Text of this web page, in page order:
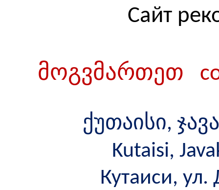
Сайт
მოგვმართეთ
ქუთაისი,
Kutaisi,
Кутаиси,